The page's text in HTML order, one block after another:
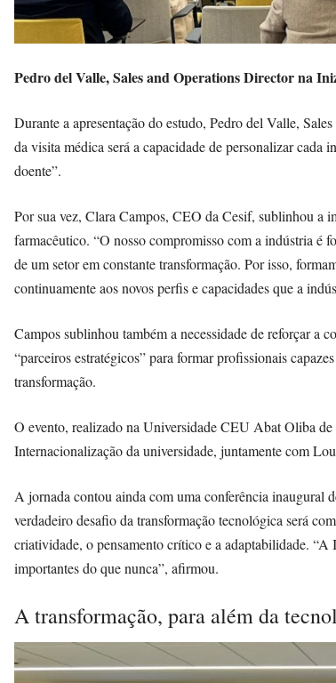
Pedro del Valle, Sales and Operations Director na
Durante a apresentação do estudo, Pedro del Valle,
da visita médica será a capacidade de personalizar cada
doente”.
Por sua vez, Clara Campos, CEO da Cesif, sublinhou a
farmacêutico. “O nosso compromisso com a indústria é
de um setor em constante transformação. Por isso,
continuamente aos novos perfis e capacidades que a
Campos sublinhou também a necessidade de reforçar a
“parceiros estratégicos” para formar profissionais
transformação.
O evento, realizado na Universidade CEU Abat Oliba
Internacionalização da universidade, juntamente com
A jornada contou ainda com uma conferência inaugural
verdadeiro desafio da transformação tecnológica será
criatividade, o pensamento crítico e a adaptabilidade. “A
importantes do que nunca”, afirmou.
A transformação, para além da